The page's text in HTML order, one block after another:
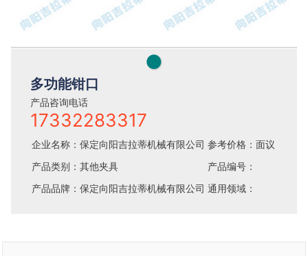
●
多功能钳口
产品咨询电话
17332283317
企业名称：保定向阳吉拉蒂机械有限公司 参考价格：面议
产品类别：其他夹具
产品编号：
产品品牌：保定向阳吉拉蒂机械有限公司 通用领域：